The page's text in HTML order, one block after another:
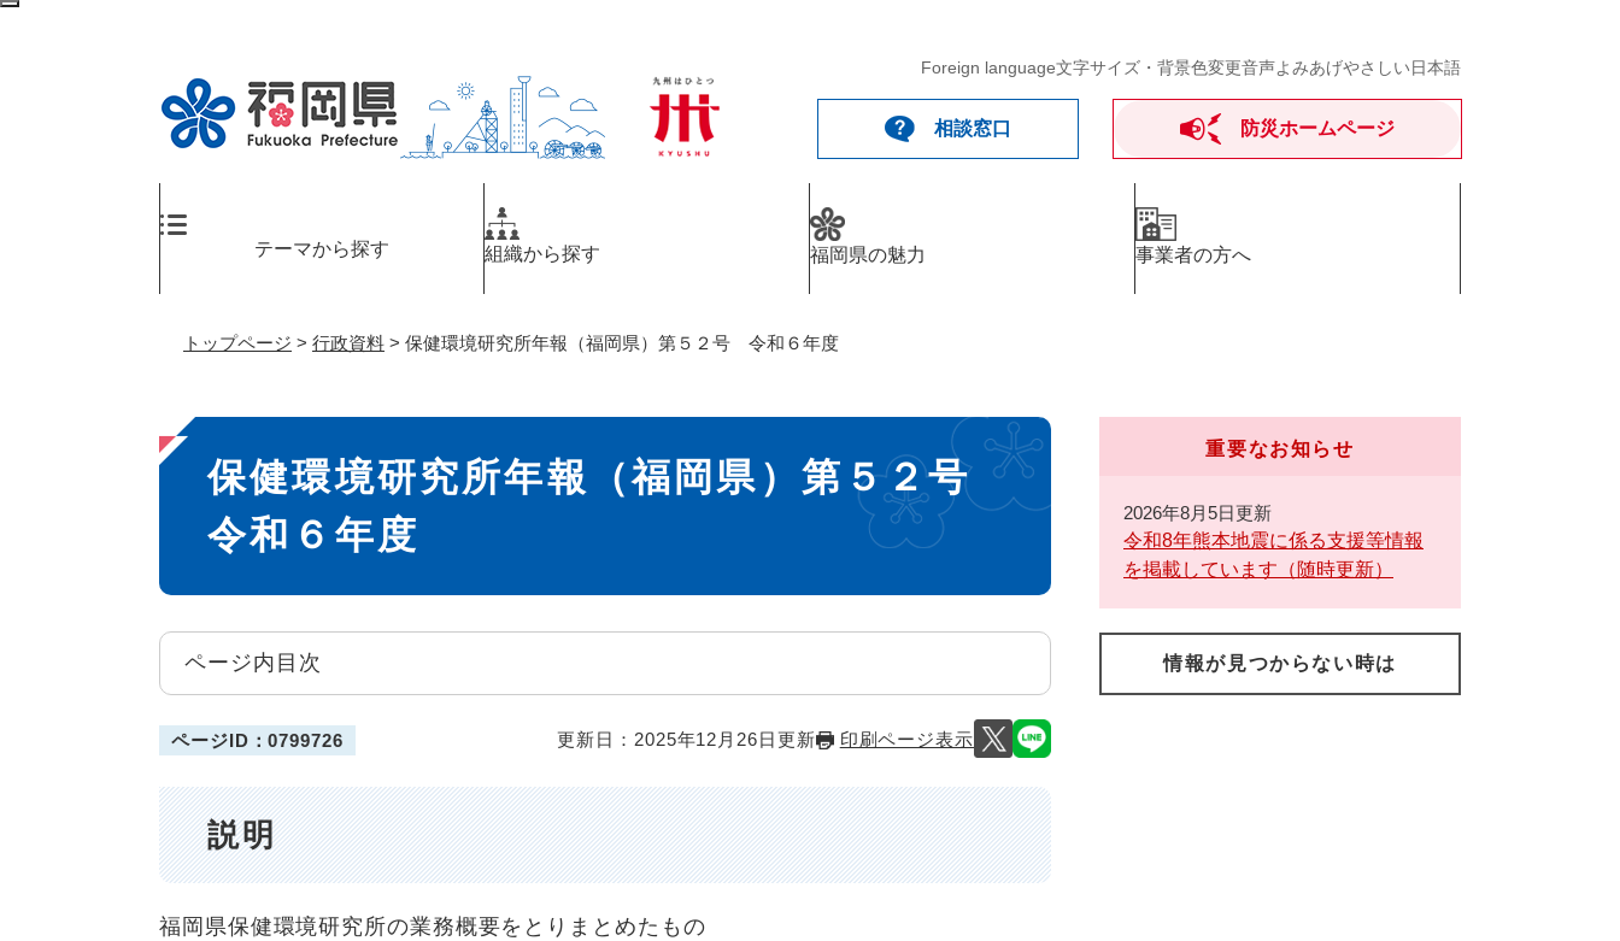
ペ
メ
Foreign language文字サイズ・背景色変更音声よみあげやさしい日本語
相談窓口 防災ホームページ
テーマから探す 組織から探す 福岡県の魅力 事業者の方へ
トップページ > 行政資料 > 保健環境研究所年報（福岡県）第５２号 令和６年度
本
文
保健環境研究所年報（福岡県）第５２号
令和６年度
ページ内目次
ページID：0799726 更新日：2025年12月26日更新 印刷ページ表示
説明
福岡県保健環境研究所の業務概要をとりまとめたもの
重要なお知らせ
2026年8月5日更新
令和8年熊本地震に係る支援等情報
を掲載しています（随時更新）
情報が見つからない時は